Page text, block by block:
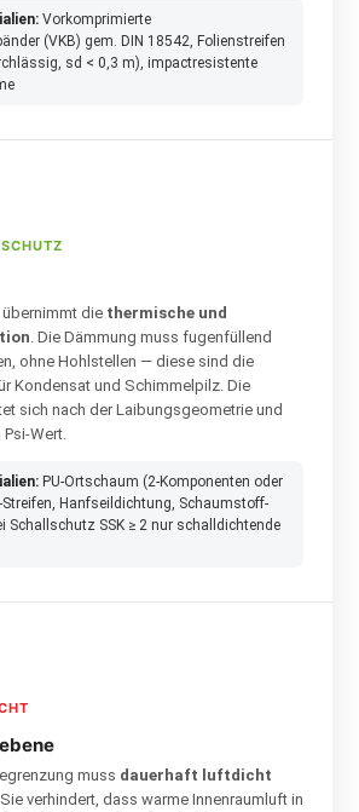
Vorkomprimierte
(VKB) gem. DIN 18542, Folienstreifen
sd < 0,3 m), impactresistente
die thermische und
. Die Dämmung muss fugenfüllend
ohne Hohlstellen — diese sind die
Kondensat und Schimmelpilz. Die
sich nach der Laibungsgeometrie und
Wert.
PU-Ortschaum (2-Komponenten oder
Streifen, Hanfseildichtung, Schaumstoff-
Schallschutz SSK ≥ 2 nur schalldichtende
muss dauerhaft luftdicht
verhindert, dass warme Innenraumluft in